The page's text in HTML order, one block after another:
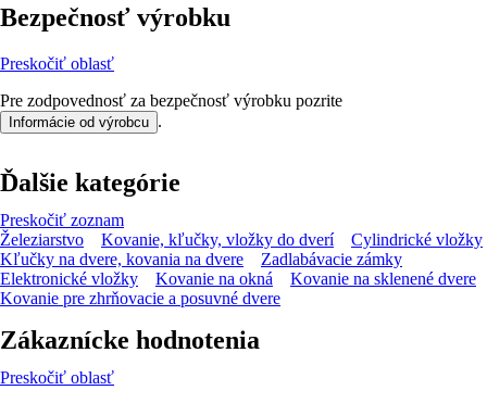
Bezpečnosť výrobku
Preskočiť oblasť
Pre zodpovednosť za bezpečnosť výrobku pozrite
Informácie od výrobcu .
Ďalšie kategórie
Preskočiť zoznam
Železiarstvo
Kovanie, kľučky, vložky do dverí
Cylindrické vložky
Kľučky na dvere, kovania na dvere
Zadlabávacie zámky
Elektronické vložky
Kovanie na okná
Kovanie na sklenené dvere
Kovanie pre zhrňovacie a posuvné dvere
Zákaznícke hodnotenia
Preskočiť oblasť